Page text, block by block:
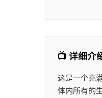
📺 详细介
这是一个充
体内所有的